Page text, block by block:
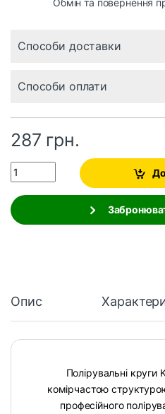
Обмін та повернення
Способи доставки
Способи оплати
287 грн.
Quantity
Опис
Полірувальні круги
комірчастою
професійного